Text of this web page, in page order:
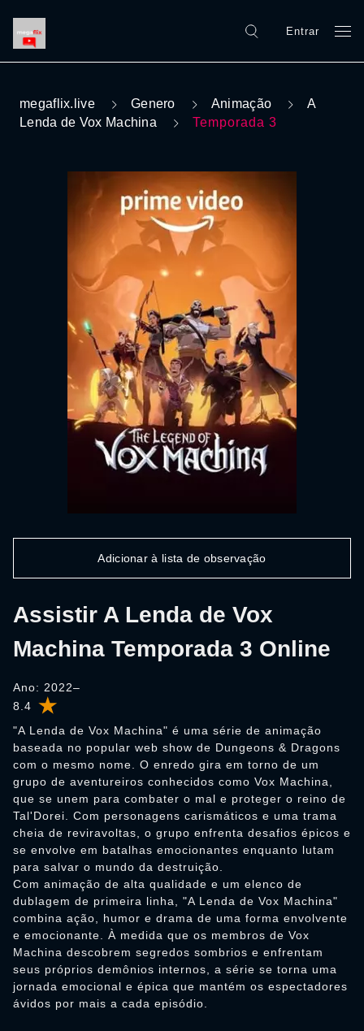
Entrar
megaflix.live Genero Animação
A
Lenda de Vox Machina
Temporada 3
8.4
Assistir A Lenda de Vox
Machina Temporada 3 Online
Ano: 2022–
"A Lenda de Vox Machina" é uma série de animação
baseada no popular web show de Dungeons & Dragons
com o mesmo nome. O enredo gira em torno de um
grupo de aventureiros conhecidos como Vox Machina,
que se unem para combater o mal e proteger o reino de
Tal'Dorei. Com personagens carismáticos e uma trama
cheia de reviravoltas, o grupo enfrenta desafios épicos e
se envolve em batalhas emocionantes enquanto lutam
para salvar o mundo da destruição.
Com animação de alta qualidade e um elenco de
dublagem de primeira linha, "A Lenda de Vox Machina"
combina ação, humor e drama de uma forma envolvente
e emocionante. À medida que os membros de Vox
Machina descobrem segredos sombrios e enfrentam
seus próprios demônios internos, a série se torna uma
jornada emocional e épica que mantém os espectadores
ávidos por mais a cada episódio.
Adicionar à lista de observação